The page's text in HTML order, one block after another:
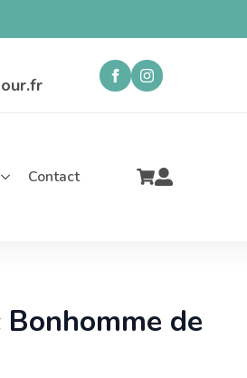
Contact
Bonhomme de